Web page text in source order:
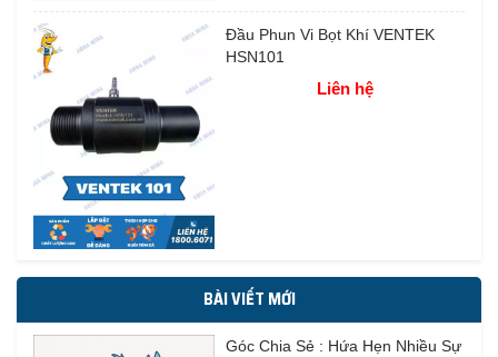
Đầu Phun Vi Bọt Khí VENTEK
HSN101
Liên hệ
BÀI VIẾT MỚI
Góc Chia Sẻ : Hứa Hẹn Nhiều Sự